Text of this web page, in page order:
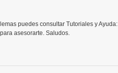
puedes consultar Tutoriales y Ayuda:
asesorarte. Saludos.